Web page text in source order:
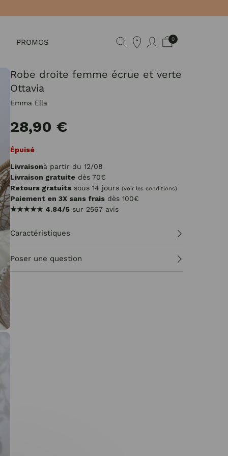
PROMOS 0
Robe droite femme écrue et verte
Ottavia
Emma Ella
28,90 €
Épuisé
Livraisonà partir du 12/08
Livraison gratuite dès 70€
Retours gratuits sous 14 jours (voir les conditions)
Paiement en 3X sans frais dès 100€
★★★★★ 4.84/5 sur 2567 avis
Caractéristiques
Poser une question